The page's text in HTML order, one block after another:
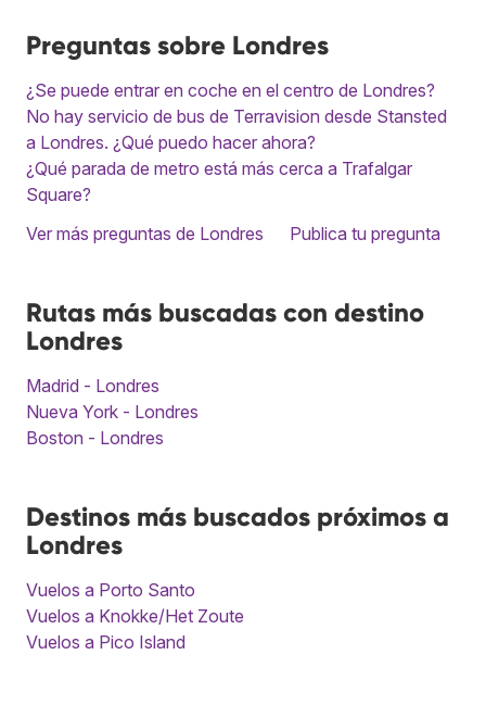
Preguntas sobre Londres
¿Se puede entrar en coche en el centro de Londres?
No hay servicio de bus de Terravision desde Stansted
a Londres. ¿Qué puedo hacer ahora?
¿Qué parada de metro está más cerca a Trafalgar
Square?
Ver más preguntas de Londres
Publica tu pregunta
Rutas más buscadas con destino
Londres
Madrid - Londres
Nueva York - Londres
Boston - Londres
Destinos más buscados próximos a
Londres
Vuelos a Porto Santo
Vuelos a Knokke/Het Zoute
Vuelos a Pico Island